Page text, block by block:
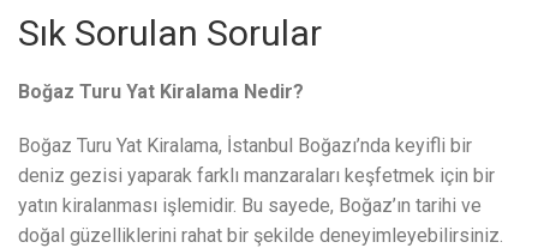
Sık Sorulan Sorular
Boğaz Turu Yat Kiralama Nedir?
Boğaz Turu Yat Kiralama, İstanbul Boğazı’nda keyifli bir
deniz gezisi yaparak farklı manzaraları keşfetmek için bir
yatın kiralanması işlemidir. Bu sayede, Boğaz’ın tarihi ve
doğal güzelliklerini rahat bir şekilde deneyimleyebilirsiniz.